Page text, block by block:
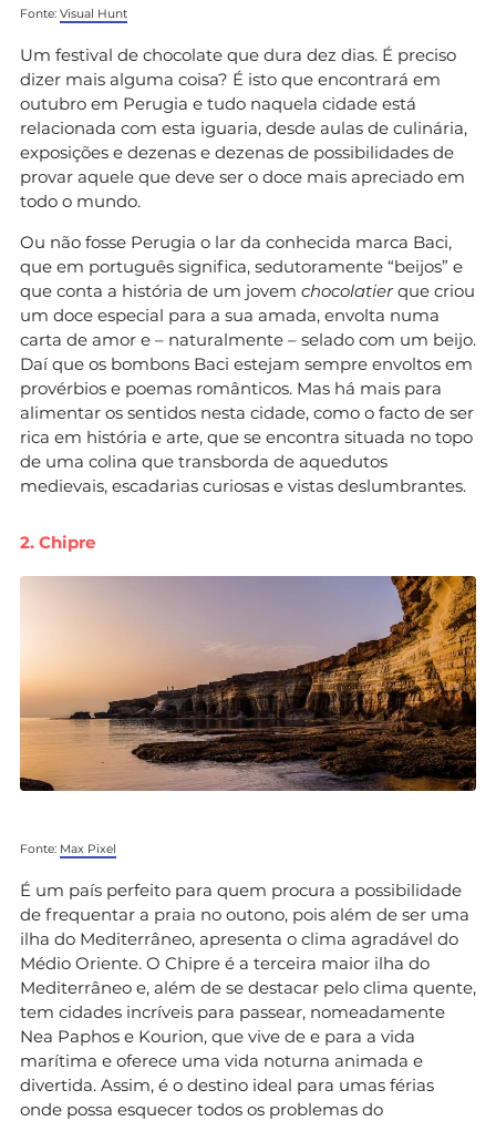
Fonte: Visual Hunt
Um festival de chocolate que dura dez dias. É preciso
dizer mais alguma coisa? É isto que encontrará em
outubro em Perugia e tudo naquela cidade está
relacionada com esta iguaria, desde aulas de culinária,
exposições e dezenas e dezenas de possibilidades de
provar aquele que deve ser o doce mais apreciado em
todo o mundo.
Ou não fosse Perugia o lar da conhecida marca Baci,
que em português significa, sedutoramente “beijos” e
que conta a história de um jovem chocolatierque criou
um doce especial para a sua amada, envolta numa
carta de amor e – naturalmente – selado com um beijo.
Daí que os bombons Baci estejam sempre envoltos em
provérbios e poemas românticos. Mas há mais para
alimentar os sentidos nesta cidade, como o facto de ser
rica em história e arte, que se encontra situada no topo
de uma colina que transborda de aquedutos
medievais, escadarias curiosas e vistas deslumbrantes.
2. Chipre
Fonte: Max Pixel
É um país perfeito para quem procura a possibilidade
de frequentar a praia no outono, pois além de ser uma
ilha do Mediterrâneo, apresenta o clima agradável do
Médio Oriente. O Chipre é a terceira maior ilha do
Mediterrâneo e, além de se destacar pelo clima quente,
tem cidades incríveis para passear, nomeadamente
Nea Paphos e Kourion, que vive de e para a vida
marítima e oferece uma vida noturna animada e
divertida. Assim, é o destino ideal para umas férias
onde possa esquecer todos os problemas do